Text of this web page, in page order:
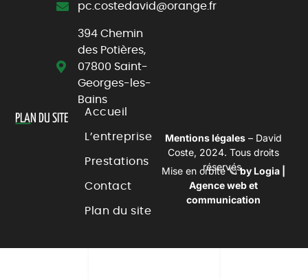
PLAN DU SITE Accueil
L’entreprise
Prestations
Contact
Plan du site
pc.costedavid@orange.fr
394 Chemin
des Potières,
07800 Saint-
Georges-les-
Bains
Mentions légales– David
Coste, 2024. Tous droits
réservés.
Mise en orbite 🪐by Logia |
Agence web et
communication